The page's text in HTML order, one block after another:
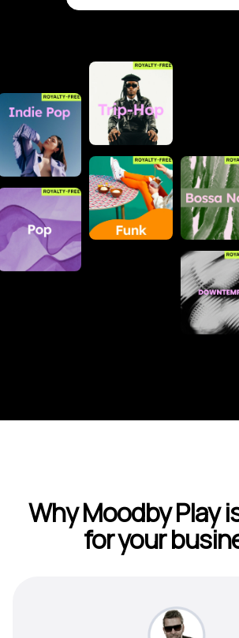
Why Moodby Play
for your